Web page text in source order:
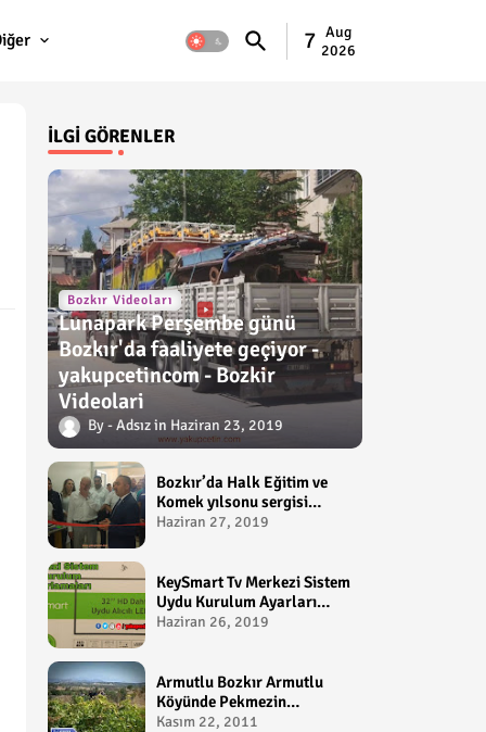
7 Aug
2026
İLGI GÖRENLER
Bozkır Videoları
Lunapark Perşembe günü
Bozkır'da faaliyete geçiyor -
yakupcetincom - Bozkir
Videolari
Adsız Haziran 23, 2019
Bozkır’da Halk Eğitim ve
Komek yılsonu sergisi
gerçekleştirildi-
Haziran 27, 2019
KeySmart Tv Merkezi Sistem
Uydu Kurulum Ayarları
Video anlatım -
Haziran 26, 2019
Armutlu Bozkır Armutlu
Köyünde Pekmezin
Hikayesi:Gezen Bilir Kontv
Kasım 22, 2011